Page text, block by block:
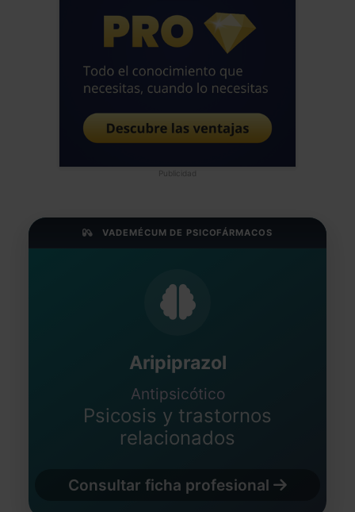
Publicidad
VADEMÉCUM DE PSICOFÁRMACOS
Aripiprazol
Antipsicótico
Psicosis y trastornos
relacionados
Consultar ficha profesional